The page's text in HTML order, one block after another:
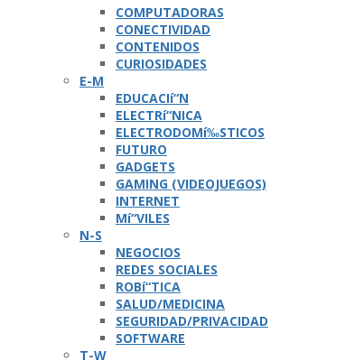
COMPUTADORAS
CONECTIVIDAD
CONTENIDOS
CURIOSIDADES
E-M
EDUCACIí“N
ELECTRí“NICA
ELECTRODOMí‰STICOS
FUTURO
GADGETS
GAMING (VIDEOJUEGOS)
INTERNET
Mí“VILES
N-S
NEGOCIOS
REDES SOCIALES
ROBí“TICA
SALUD/MEDICINA
SEGURIDAD/PRIVACIDAD
SOFTWARE
T-W